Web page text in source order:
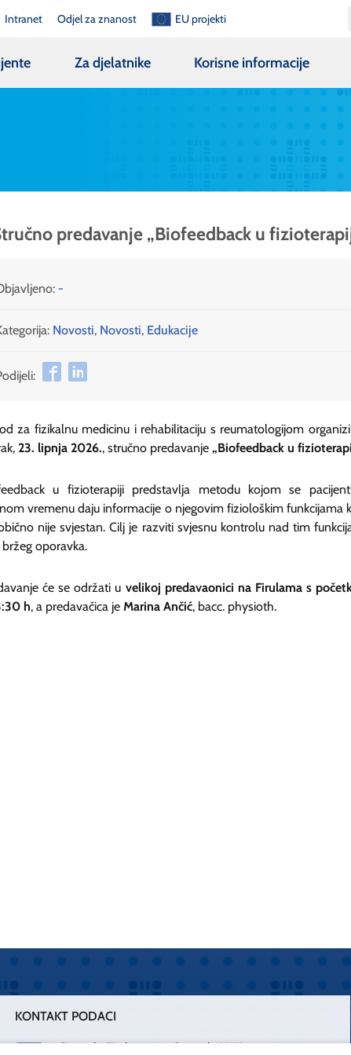
Intranet Odjel za znanost EU projekti
Za djelatnike Korisne informacije
predavanje „Biofeedback u
-
Novosti, Novosti, Edukacije
za fizikalnu medicinu i rehabilitaciju s reumatologijom
23. lipnja 2026., stručno predavanje „Biofeedback u
u fizioterapiji predstavlja metodu kojom se
vremenu daju informacije o njegovim fiziološkim funkcijama
nije svjestan. Cilj je razviti svjesnu kontrolu nad tim
bržeg oporavka.
će se održati u velikoj predavaonici na Firulama s
h, a predavačica je Marina Ančić, bacc. physioth.
KONTAKT PODACI
Centrala Firule Centrala Križine